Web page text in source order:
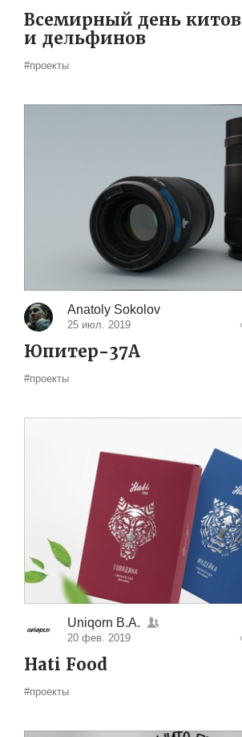
Всемирный день китов
и дельфинов
#проекты
Anatoly Sokolov
25 июл. 2019
Юпитер-37А
#проекты
Uniqorn B.A.
20 фев. 2019
Hati Food
#проекты